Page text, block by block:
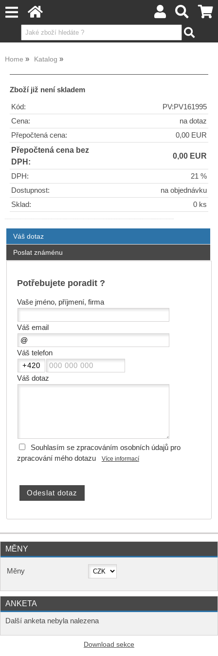
Home Katalog
Zboží již není skladem
Kód:
PV:PV161995
Cena:
na dotaz
Přepočtená cena:
0,00 EUR
Přepočtená cena bez
DPH:
0,00 EUR
DPH:
21 %
Dostupnost:
na objednávku
Sklad:
0 ks
Váš dotaz
Poslat známénu
Potřebujete poradit ?
Vaše jméno, příjmení, firma
Váš email
Váš telefon
Váš dotaz
Souhlasím se zpracováním osobních údajů pro
zpracování mého dotazu
Více informací
MĚNY
Měny
ANKETA
Další anketa nebyla nalezena
Download sekce